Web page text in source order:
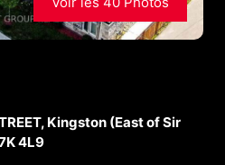
Kingston (East of Sir
4L9